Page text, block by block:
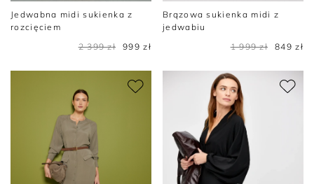
Jedwabna midi sukienka z
rozcięciem
2 399 zł
999 zł
Brązowa sukienka midi z
jedwabiu
1 999 zł
849 zł